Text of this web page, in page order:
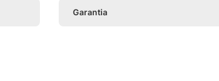
Garantia